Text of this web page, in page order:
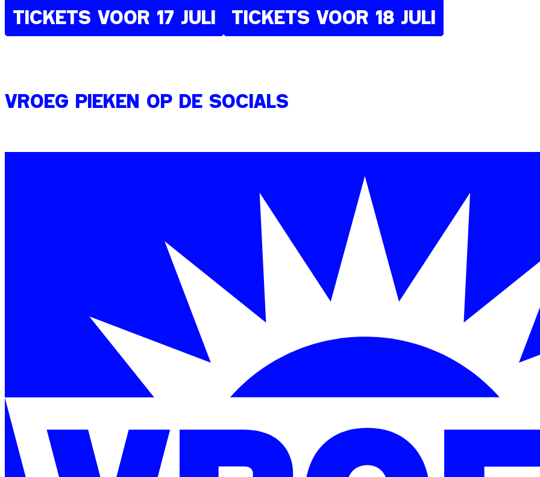
TICKETS VOOR 17 JULI TICKETS VOOR 18 JULI
VROEG PIEKEN OP DE SOCIALS